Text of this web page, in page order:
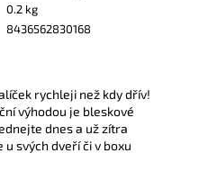
0.2 kg
8436562830168
rychleji než kdy dřív!
výhodou je bleskové
dnes a už zítra
u svých dveří či v boxu